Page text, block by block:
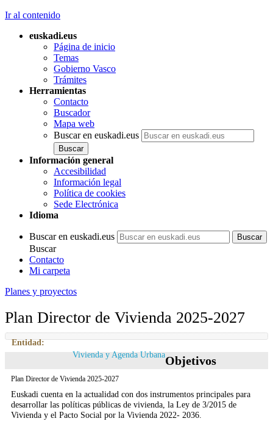
Ir al contenido
euskadi.eus
Página de inicio
Temas
Gobierno Vasco
Trámites
Herramientas
Contacto
Buscador
Mapa web
Buscar en euskadi.eus
Información general
Accesibilidad
Información legal
Política de cookies
Sede Electrónica
Idioma
Buscar en euskadi.eus
Buscar
Contacto
Mi carpeta
Planes y proyectos
Plan Director de Vivienda 2025-2027
Entidad:
Vivienda y Agenda UrbanaObjetivos
Plan Director de Vivienda 2025-2027
Euskadi cuenta en la actualidad con dos instrumentos principales para
desarrollar las políticas públicas de vivienda, la Ley de 3/2015 de
Vivienda y el Pacto Social por la Vivienda 2022- 2036.